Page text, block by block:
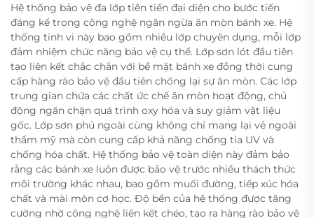
Hệ thống bảo vệ đa lớp tiên tiến đại diện cho bước tiến
đáng kể trong công nghệ ngăn ngừa ăn mòn bánh xe. Hệ
thống tinh vi này bao gồm nhiều lớp chuyên dụng, mỗi lớp
đảm nhiệm chức năng bảo vệ cụ thể. Lớp sơn lót đầu tiên
tạo liên kết chắc chắn với bề mặt bánh xe đồng thời cung
cấp hàng rào bảo vệ đầu tiên chống lại sự ăn mòn. Các lớp
trung gian chứa các chất ức chế ăn mòn hoạt động, chủ
động ngăn chặn quá trình oxy hóa và suy giảm vật liệu
gốc. Lớp sơn phủ ngoài cùng không chỉ mang lại vẻ ngoài
thẩm mỹ mà còn cung cấp khả năng chống tia UV và
chống hóa chất. Hệ thống bảo vệ toàn diện này đảm bảo
rằng các bánh xe luôn được bảo vệ trước nhiều thách thức
môi trường khác nhau, bao gồm muối đường, tiếp xúc hóa
chất và mài mòn cơ học. Độ bền của hệ thống được tăng
cường nhờ công nghệ liên kết chéo, tạo ra hàng rào bảo vệ